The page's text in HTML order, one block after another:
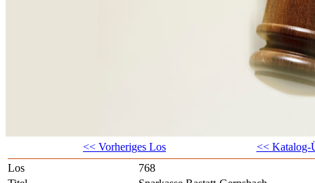
<< Vorheriges Los
<< Katalog-
Los
768